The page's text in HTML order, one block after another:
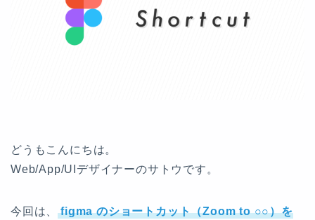
どうもこんにちは。
Web/App/UIデザイナーのサトウです。
今回は、 figma のショートカット（Zoom to ○○）を